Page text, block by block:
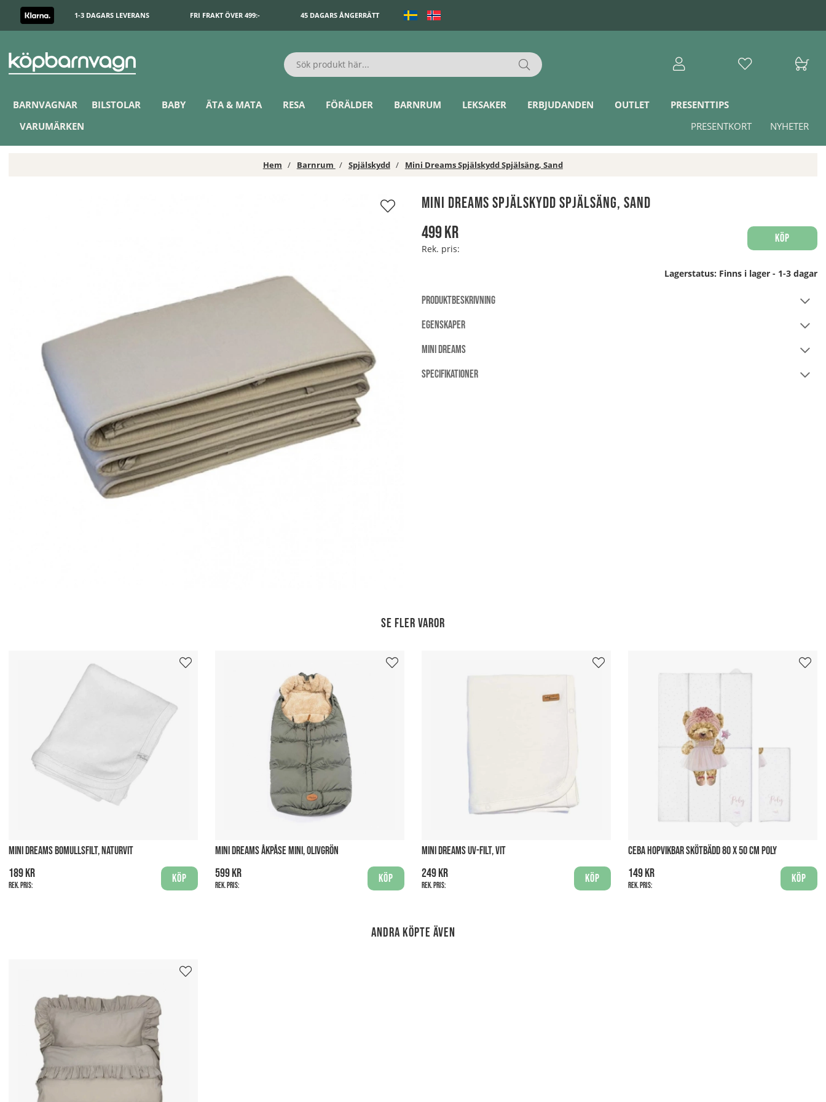
1-3 DAGARS LEVERANS FRI FRAKT ÖVER 499:- 45 DAGARS ÅNGERRÄTT
BARNVAGNAR BILSTOLAR BABY ÄTA & MATA RESA FÖRÄLDER BARNRUM LEKSAKER ERBJUDANDEN OUTLET
PRESENTTIPS
VARUMÄRKEN
NYHETER
PRESENTKORT
Hem Barnrum Spjälskydd Mini Dreams Spjälskydd Spjälsäng, Sand
Mini Dreams Spjälskydd Spjälsäng, Sand
499kr
Rek. pris:
Köp
Lagerstatus: Finns i lager - 1-3 dagar
PRODUKTBESKRIVNING
EGENSKAPER
MINI DREAMS
SPECIFIKATIONER
Se fler varor
MINI DREAMS BOMULLSFILT, NATURVIT
189 kr
Rek. pris:
Köp
MINI DREAMS ÅKPÅSE MINI, OLIVGRÖN
599 kr
Rek. pris:
Köp
MINI DREAMS UV-FILT, VIT
249 kr
Rek. pris:
Köp
CEBA HOPVIKBAR SKÖTBÄDD 80 X 50 CM POLY
149 kr
Rek. pris:
Köp
Andra köpte även